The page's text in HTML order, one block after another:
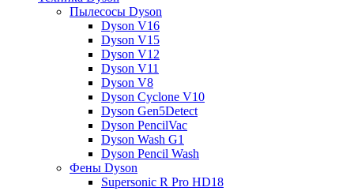
Пылесосы Dyson
Dyson V16
Dyson V15
Dyson V12
Dyson V11
Dyson V8
Dyson Cyclone V10
Dyson Gen5Detect
Dyson PencilVac
Dyson Wash G1
Dyson Pencil Wash
Фены Dyson
Supersonic R Pro HD18